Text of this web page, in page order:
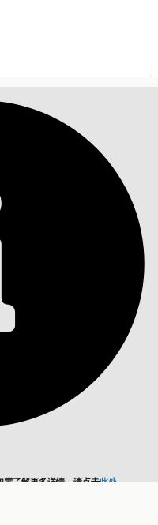
需了解更多详情，请点击此处